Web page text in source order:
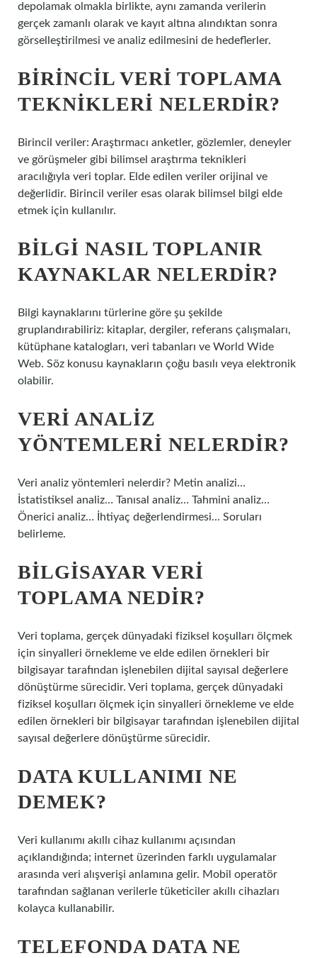
depolamak olmakla birlikte, aynı zamanda verilerin
gerçek zamanlı olarak ve kayıt altına alındıktan sonra
görselleştirilmesi ve analiz edilmesini de hedeflerler.
BIRINCIL VERI TOPLAMA
TEKNIKLERI NELERDIR?
Birincil veriler: Araştırmacı anketler, gözlemler, deneyler
ve görüşmeler gibi bilimsel araştırma teknikleri
aracılığıyla veri toplar. Elde edilen veriler orijinal ve
değerlidir. Birincil veriler esas olarak bilimsel bilgi elde
etmek için kullanılır.
BILGI NASIL TOPLANIR
KAYNAKLAR NELERDIR?
Bilgi kaynaklarını türlerine göre şu şekilde
gruplandırabiliriz: kitaplar, dergiler, referans çalışmaları,
kütüphane katalogları, veri tabanları ve World Wide
Web. Söz konusu kaynakların çoğu basılı veya elektronik
olabilir.
VERI ANALIZ
YÖNTEMLERI NELERDIR?
Veri analiz yöntemleri nelerdir? Metin analizi…
İstatistiksel analiz… Tanısal analiz… Tahmini analiz…
Önerici analiz… İhtiyaç değerlendirmesi… Soruları
belirleme.
BILGISAYAR VERI
TOPLAMA NEDIR?
Veri toplama, gerçek dünyadaki fiziksel koşulları ölçmek
için sinyalleri örnekleme ve elde edilen örnekleri bir
bilgisayar tarafından işlenebilen dijital sayısal değerlere
dönüştürme sürecidir. Veri toplama, gerçek dünyadaki
fiziksel koşulları ölçmek için sinyalleri örnekleme ve elde
edilen örnekleri bir bilgisayar tarafından işlenebilen dijital
sayısal değerlere dönüştürme sürecidir.
DATA KULLANIMI NE
DEMEK?
Veri kullanımı akıllı cihaz kullanımı açısından
açıklandığında; internet üzerinden farklı uygulamalar
arasında veri alışverişi anlamına gelir. Mobil operatör
tarafından sağlanan verilerle tüketiciler akıllı cihazları
kolayca kullanabilir.
TELEFONDA DATA NE